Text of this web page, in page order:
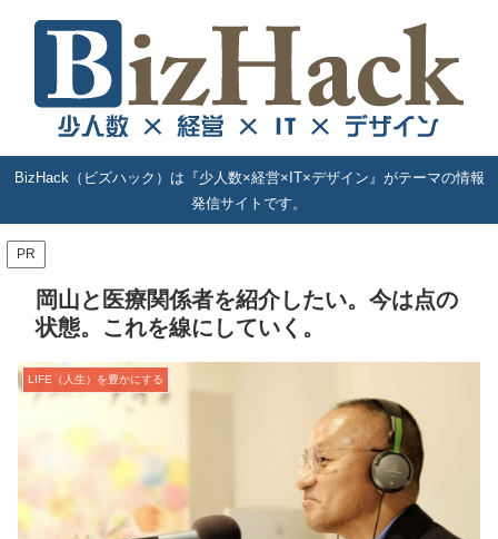
BizHack（ビズハック）は『少人数×経営×IT×デザイン』がテーマの情報
発信サイトです。
PR
岡山と医療関係者を紹介したい。今は点の
状態。これを線にしていく。
LIFE（人生）を豊かにする